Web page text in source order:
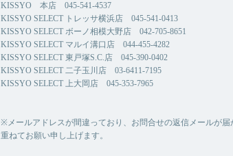
KISSYO 本店 045-541-4537
KISSYO SELECT トレッサ横浜店 045-541-0413
KISSYO SELECT ボーノ相模大野店 042-705-8651
KISSYO SELECT マルイ溝口店 044-455-4282
KISSYO SELECT 東戸塚S.C.店 045-390-0402
KISSYO SELECT 二子玉川店 03-6411-7195
KISSYO SELECT 上大岡店 045-353-7965
※メールアドレスが間違っており、お問合せの返信メールが届
重ねてお願い申し上げます。